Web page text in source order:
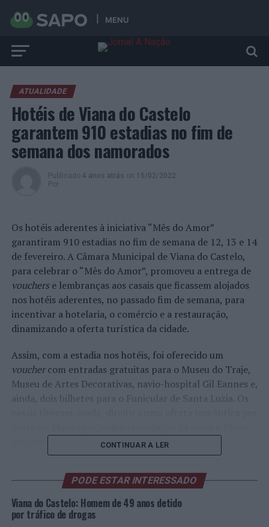
MENU
ATUALIDADE
Hotéis de Viana do Castelo
garantem 910 estadias no fim de
semana dos namorados
Publicado 4 anos atrás on 15/02/2022
Por
Os hotéis aderentes à iniciativa “Mês do Amor”
garantiram 910 estadias no fim de semana de 12, 13 e 14
de fevereiro. A Câmara Municipal de Viana do Castelo,
para celebrar o “Mês do Amor”, promoveu a entrega de
voucherse lembranças aos casais que ficassem alojados
nos hotéis aderentes, no passado fim de semana, para
incentivar a hotelaria, o comércio e a restauração,
dinamizando a oferta turística da cidade.
Assim, com a estadia nos hotéis, foi oferecido um
vouchercom entradas gratuitas para o Museu do Traje,
Museu de Artes Decorativas, navio-hospital Gil Eannes e,
ainda, dois bilhetes para o Funicular de Santa Luzia. Os
apelativa, integra a política municipal de dinamização
do comércio tradicional e da hotelaria. O “Mês do Amor”
foi divulgado na região Norte e através de campanhas
CONTINUAR A LER
PODE ESTAR INTERESSADO
Viana do Castelo: Homem de 49 anos detido
por tráfico de drogas